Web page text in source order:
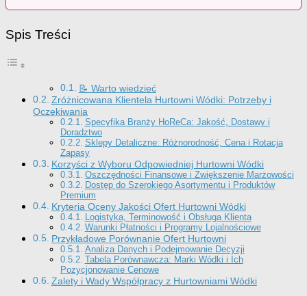
Spis Treści
📝 Warto wiedzieć
Zróżnicowana Klientela Hurtowni Wódki: Potrzeby i
Oczekiwania
Specyfika Branży HoReCa: Jakość, Dostawy i
Doradztwo
Sklepy Detaliczne: Różnorodność, Cena i Rotacja
Zapasy
Korzyści z Wyboru Odpowiedniej Hurtowni Wódki
Oszczędności Finansowe i Zwiększenie Marżowości
Dostęp do Szerokiego Asortymentu i Produktów
Premium
Kryteria Oceny Jakości Ofert Hurtowni Wódki
Logistyka, Terminowość i Obsługa Klienta
Warunki Płatności i Programy Lojalnościowe
Przykładowe Porównanie Ofert Hurtowni
Analiza Danych i Podejmowanie Decyzji
Tabela Porównawcza: Marki Wódki i Ich
Pozycjonowanie Cenowe
Zalety i Wady Współpracy z Hurtowniami Wódki